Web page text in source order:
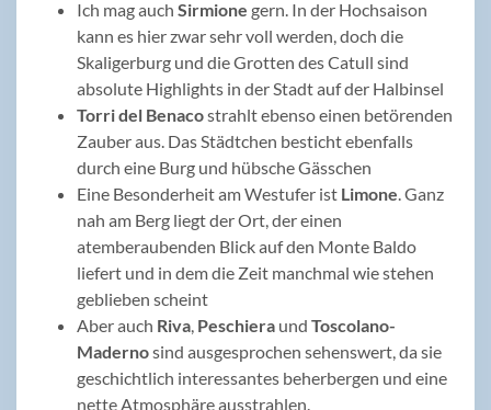
Ich mag auch Sirmione gern. In der Hochsaison
kann es hier zwar sehr voll werden, doch die
Skaligerburg und die Grotten des Catull sind
absolute Highlights in der Stadt auf der Halbinsel
Torri del Benacostrahlt ebenso einen betörenden
Zauber aus. Das Städtchen besticht ebenfalls
durch eine Burg und hübsche Gässchen
Eine Besonderheit am Westufer ist Limone. Ganz
nah am Berg liegt der Ort, der einen
atemberaubenden Blick auf den Monte Baldo
liefert und in dem die Zeit manchmal wie stehen
geblieben scheint
Aber auch Riva, Peschiera und Toscolano-
Madernosind ausgesprochen sehenswert, da sie
geschichtlich interessantes beherbergen und eine
nette Atmosphäre ausstrahlen.